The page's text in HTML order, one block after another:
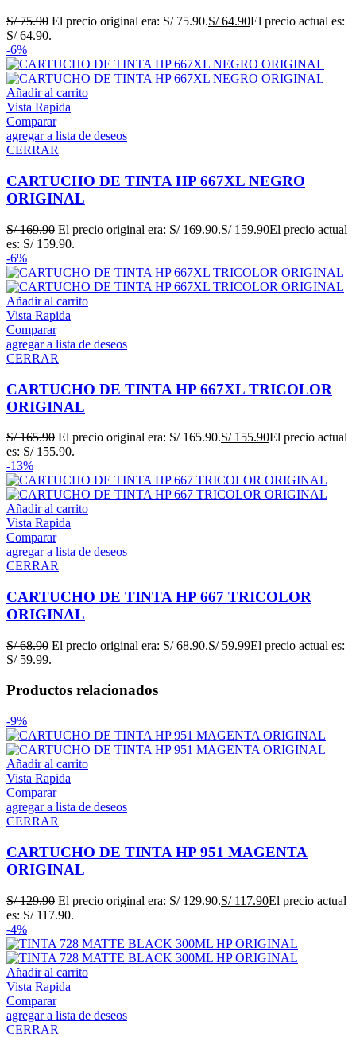
S/75.90 El precio original era: S/ 75.90.S/64.90El precio actual es:
S/ 64.90.
-6%
Añadir al carrito
Vista Rapida
Comparar
agregar a lista de deseos
CERRAR
CARTUCHO DE TINTA HP 667XL NEGRO
ORIGINAL
S/169.90 El precio original era: S/ 169.90.S/159.90El precio actual
es: S/ 159.90.
-6%
Añadir al carrito
Vista Rapida
Comparar
agregar a lista de deseos
CERRAR
CARTUCHO DE TINTA HP 667XL TRICOLOR
ORIGINAL
S/165.90 El precio original era: S/ 165.90.S/155.90El precio actual
es: S/ 155.90.
-13%
Añadir al carrito
Vista Rapida
Comparar
agregar a lista de deseos
CERRAR
CARTUCHO DE TINTA HP 667 TRICOLOR
ORIGINAL
S/68.90 El precio original era: S/ 68.90.S/59.99El precio actual es:
S/ 59.99.
Productos relacionados
-9%
Añadir al carrito
Vista Rapida
Comparar
agregar a lista de deseos
CERRAR
CARTUCHO DE TINTA HP 951 MAGENTA
ORIGINAL
S/129.90 El precio original era: S/ 129.90.S/117.90El precio actual
es: S/ 117.90.
-4%
Añadir al carrito
Vista Rapida
Comparar
agregar a lista de deseos
CERRAR